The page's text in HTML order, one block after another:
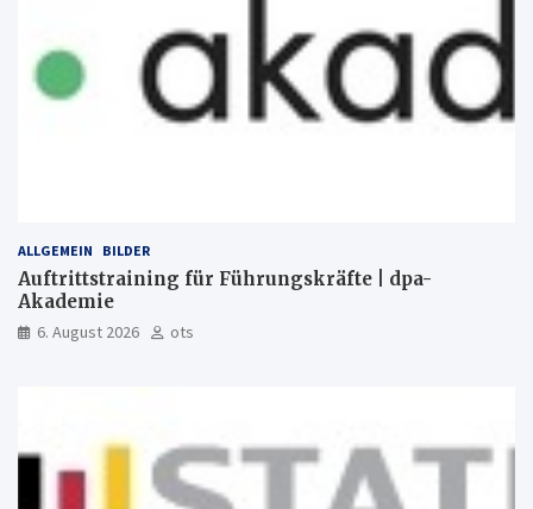
ALLGEMEIN BILDER
Auftrittstraining für Führungskräfte | dpa-
Akademie
6. August 2026 ots